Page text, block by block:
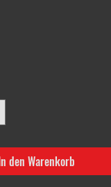
den Warenkorb